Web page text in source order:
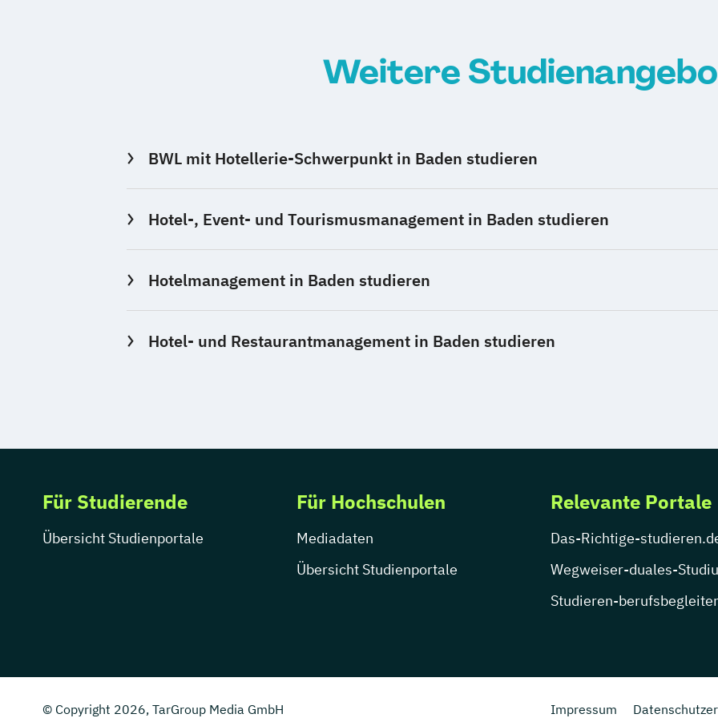
Weitere
BWL mit Hotellerie-Schwerpunkt in Baden studieren
Hotel-, Event- und Tourismusmanagement in Baden studieren
Hotelmanagement in Baden studieren
Hotel- und Restaurantmanagement in Baden studieren
Für Studierende
Übersicht Studienportale
Für Hochschulen
Mediadaten
Übersicht Studienportale
Relevante Portale
Das-Richtige-
Wegweiser-duales-
Studieren-
© Copyright 2026, TarGroup Media GmbH Impressum